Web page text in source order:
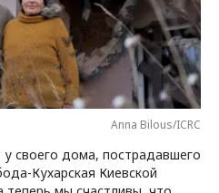
Anna Bilous/ICRC
своего дома, пострадавшего
Кухарская Киевской